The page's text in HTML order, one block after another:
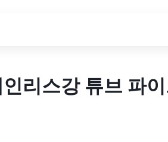
리스강 튜브 파
리스강 튜브 파